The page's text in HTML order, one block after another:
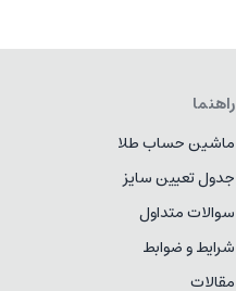
راهنما
ماشین حساب طلا
جدول تعیین سایز
سوالات متداول
شرایط و ضوابط
مقالات